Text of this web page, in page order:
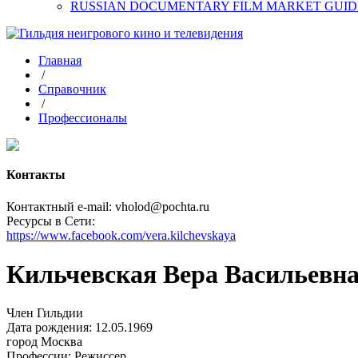
RUSSIAN DOCUMENTARY FILM MARKET
Главная
/
Справочник
/
Профессионалы
Контакты
Контактный e-mail: vholod@pochta.ru
Ресурсы в Сети:
https://www.facebook.com/vera.kilchevskaya
Кильчевская Вера
Член Гильдии
Дата рождения: 12.05.1969
город Москва